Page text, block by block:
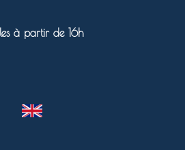
à partir de 16h